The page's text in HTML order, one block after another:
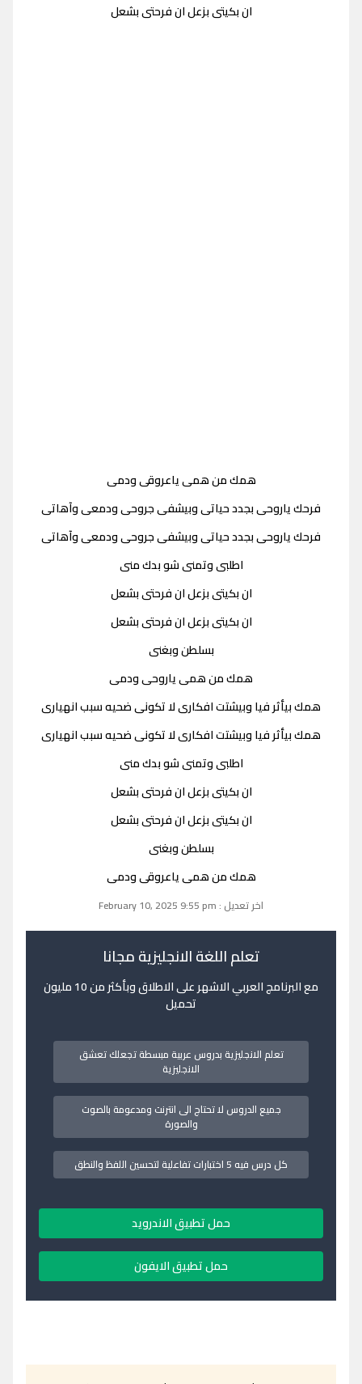
ان بكيتى بزعل ان فرحتى بشعل
همك من همى ياعروقى ودمى
فرحك ياروحى بجدد حياتى وبيشفى جروحى ودمعى وآهاتى
فرحك ياروحى بجدد حياتى وبيشفى جروحى ودمعى وآهاتى
اطلبى وتمنى شو بدك منى
ان بكيتى بزعل ان فرحتى بشعل
ان بكيتى بزعل ان فرحتى بشعل
بسلطن وبغنى
همك من همى ياروحى ودمى
همك بيأثر فيا وبيشتت افكارى لا تكونى ضحيه سبب انهيارى
همك بيأثر فيا وبيشتت افكارى لا تكونى ضحيه سبب انهيارى
اطلبى وتمنى شو بدك منى
ان بكيتى بزعل ان فرحتى بشعل
ان بكيتى بزعل ان فرحتى بشعل
بسلطن وبغنى
همك من همى ياعروقى ودمى
اخر تعديل : February 10, 2025 9:55 pm
تعلم اللغة الانجليزية مجانا
مع البرنامج العربي الاشهر على الاطلاق وبأكثر من 10 مليون
تحميل
تعلم الانجليزية بدروس عربية مبسطة تجعلك تعشق
الانجليزية
جميع الدروس لا تحتاج الى انترنت ومدعومة بالصوت
والصورة
كل درس فيه 5 اختبارات تفاعلية لتحسين اللفظ والنطق
حمل تطبيق الاندرويد
حمل تطبيق الايفون